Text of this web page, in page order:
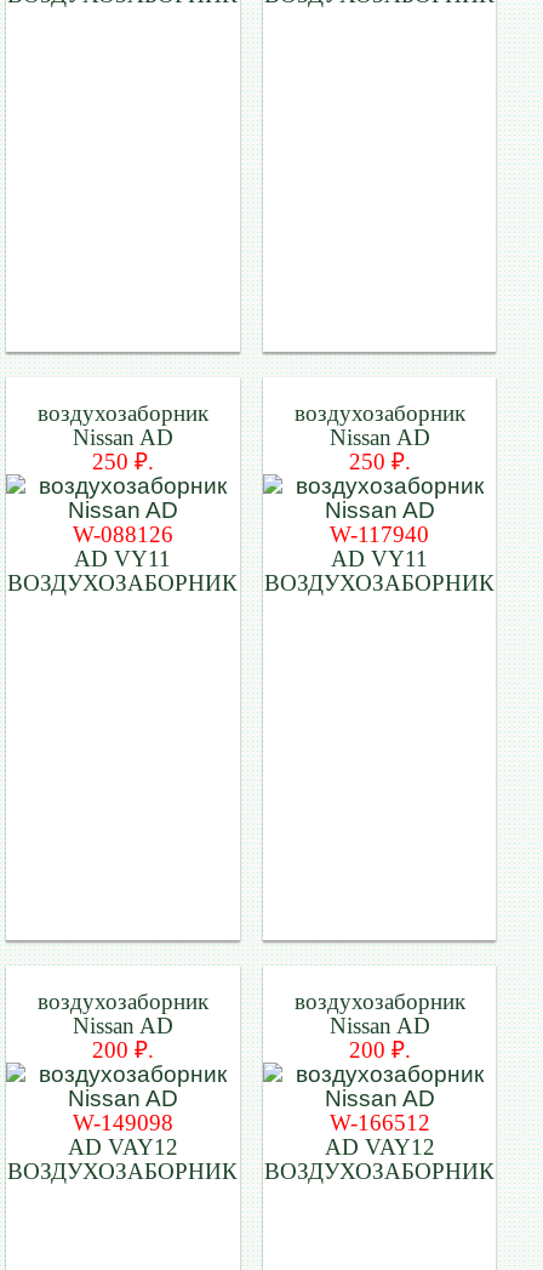
воздухозаборник
Nissan AD
250 ₽.
W-088126
AD VY11
ВОЗДУХОЗАБОРНИК
воздухозаборник
Nissan AD
250 ₽.
W-117940
AD VY11
ВОЗДУХОЗАБОРНИК
воздухозаборник
Nissan AD
200 ₽.
W-149098
AD VAY12
ВОЗДУХОЗАБОРНИК
воздухозаборник
Nissan AD
200 ₽.
W-166512
AD VAY12
ВОЗДУХОЗАБОРНИК